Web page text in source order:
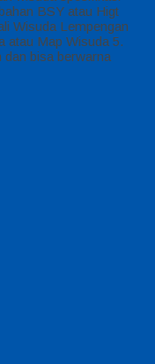
BSY atau Higt
Wisuda Lempengan
atau Map Wisuda 5.
dan bisa berwarna